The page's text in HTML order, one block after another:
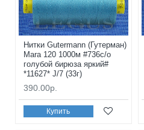
Нитки Gutermann (Гутерман)
Mara 120 1000м #736с/о
голубой бирюза яркий#
*11627* J/7 (33г)
390.00р.
Купить